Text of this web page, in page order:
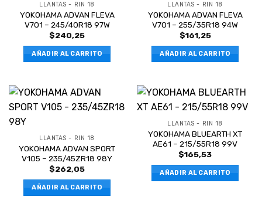
LLANTAS - RIN 18
YOKOHAMA ADVAN FLEVA
V701 – 245/40R18 97W
$240,25
AÑADIR AL CARRITO
LLANTAS - RIN 18
YOKOHAMA ADVAN FLEVA
V701 – 255/35R18 94W
$161,25
AÑADIR AL CARRITO
LLANTAS - RIN 18
YOKOHAMA ADVAN SPORT
V105 – 235/45ZR18 98Y
$262,05
AÑADIR AL CARRITO
LLANTAS - RIN 18
YOKOHAMA BLUEARTH XT
AE61 – 215/55R18 99V
$165,53
AÑADIR AL CARRITO